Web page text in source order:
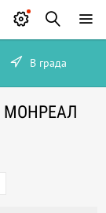
В града
МОНРЕАЛ